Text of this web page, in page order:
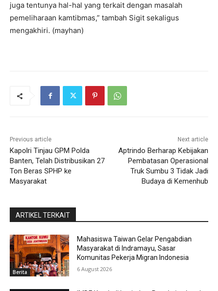
juga tentunya hal-hal yang terkait dengan masalah
pemeliharaan kamtibmas,” tambah Sigit sekaligus
mengakhiri. (mayhan)
Previous article
Kapolri Tinjau GPM Polda
Banten, Telah Distribusikan 27
Ton Beras SPHP ke
Masyarakat
Next article
Aptrindo Berharap Kebijakan
Pembatasan Operasional
Truk Sumbu 3 Tidak Jadi
Budaya di Kemenhub
ARTIKEL TERKAIT
Berita
Mahasiswa Taiwan Gelar Pengabdian
Masyarakat di Indramayu, Sasar
Komunitas Pekerja Migran Indonesia
6 August 2026